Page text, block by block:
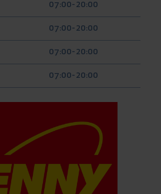
07:00-20:00
07:00-20:00
07:00-20:00
07:00-20:00